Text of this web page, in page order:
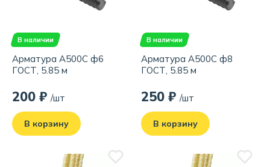
В наличии
Арматура А500С ф6
ГОСТ, 5.85 м
200 ₽ /шт
В корзину
В наличии
Арматура А500С ф8
ГОСТ, 5.85 м
250 ₽ /шт
В корзину